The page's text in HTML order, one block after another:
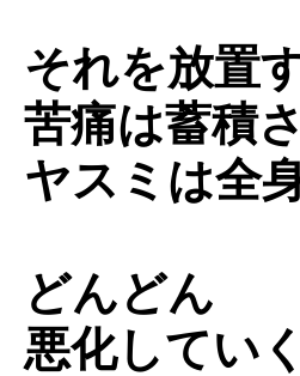
それを放置
苦痛は蓄積
ヤスミは全
どんどん
悪化していく